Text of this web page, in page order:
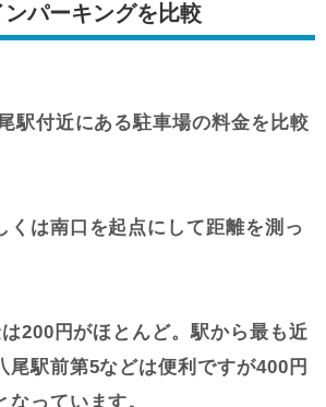
ンパーキングを比較
駅付近にある駐車場の料金を比較
くは南口を起点にして距離を測っ
200円がほとんど。駅から最も近
尾駅前第5などは便利ですが400円
なっています。